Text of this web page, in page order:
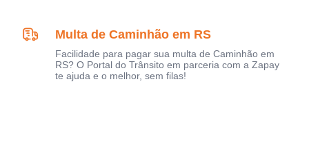
Multa de Caminhão em RS
Facilidade para pagar sua multa de Caminhão em
RS? O Portal do Trânsito em parceria com a Zapay
te ajuda e o melhor, sem filas!